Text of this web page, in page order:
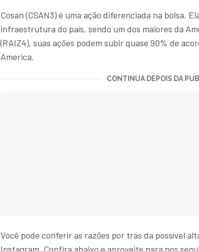
Cosan (CSAN3) é uma ação diferenciada na bolsa.
infraestrutura do país, sendo um dos maiores da
(RAIZ4), suas ações podem subir quase 90% de
America.
CONTINUA DEPOIS DA
Você pode conferir as razões por trás da possível